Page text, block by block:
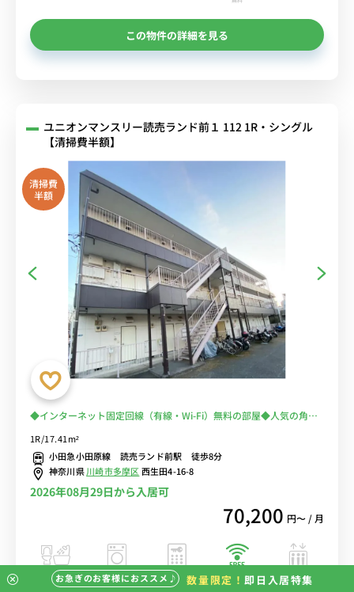
この物件の詳細を見る
ユニオンマンスリー読売ランド前１ 112 1R・シングル
【清掃費半額】
清掃費
半額
◆インターネット固定回線（有線・Wi-Fi）無料の部屋◆人気の角部
■日本女子大学まで徒歩通学■小田急線で新宿・下北沢方面、町田・
本厚木方面へアクセス♪
1R/17.41m²
小田急小田原線 読売ランド前駅 徒歩8分
神奈川県川崎市多摩区西生田4-16-8
2026年08月29日から入居可
70,200 円〜 / 月
バストイレ別 室内洗濯機 オートロック
インターネット
無料
エレベーター
お急ぎのお客様におススメ♪ 数量限定！ 即日入居特集